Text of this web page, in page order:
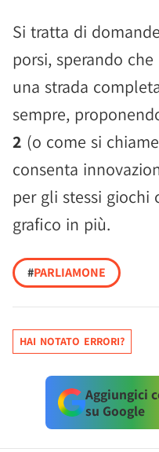
Si tratta di
porsi, sperando
una strada
sempre,
2 (o come si
consenta
per gli stessi giochi
grafico in più.
#PARLIAMONE
HAI NOTATO ERRORI?
Aggiungici
su Google